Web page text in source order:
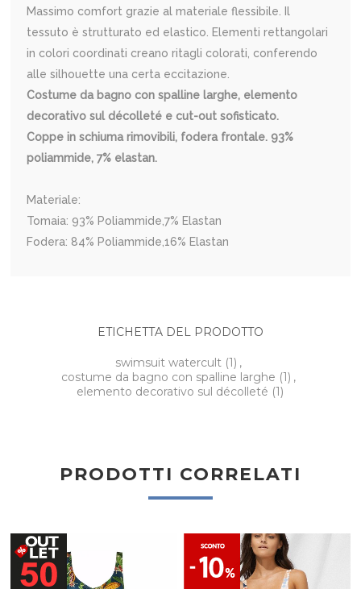
Massimo comfort grazie al materiale flessibile. Il
tessuto è strutturato ed elastico. Elementi rettangolari
in colori coordinati creano ritagli colorati, conferendo
alle silhouette una certa eccitazione.
Costume da bagno con spalline larghe, elemento
decorativo sul décolleté e cut-out sofisticato.
Coppe in schiuma rimovibili, fodera frontale. 93%
poliammide, 7% elastan.
Materiale:
Tomaia: 93% Poliammide,7% Elastan
Fodera: 84% Poliammide,16% Elastan
ETICHETTA DEL PRODOTTO
swimsuit watercult (1) ,
costume da bagno con spalline larghe (1) ,
elemento decorativo sul décolleté (1)
PRODOTTI CORRELATI